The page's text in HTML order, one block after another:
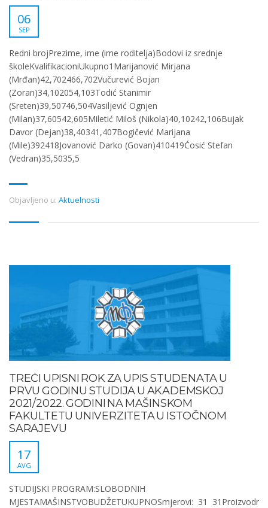
06
SEP
Redni brojPrezime, ime (ime roditelja)Bodovi iz srednje
školeKvalifikacioniUkupno1Marijanović Mirjana
(Mrđan)42,702466,702Vučurević Bojan
(Zoran)34,102054,103Todić Stanimir
(Sreten)39,50746,504Vasiljević Ognjen
(Milan)37,60542,605Miletić Miloš (Nikola)40,10242,106Bujak
Davor (Dejan)38,40341,407Bogičević Marijana
(Mile)392418Jovanović Darko (Govan)410419Ćosić Stefan
(Vedran)35,5035,5
Objavljeno u: Aktuelnosti
TREĆI UPISNI ROK ZA UPIS STUDENATA U
PRVU GODINU STUDIJA U AKADEMSKOJ
2021/2022. GODINI NA MAŠINSKOM
FAKULTETU UNIVERZITETA U ISTOČNOM
SARAJEVU
17
AVG
STUDIJSKI PROGRAM:SLOBODNIH
MJESTAMAŠINSTVOBUDŽETUKUPNOSmjerovi: 31 31Proizvodno